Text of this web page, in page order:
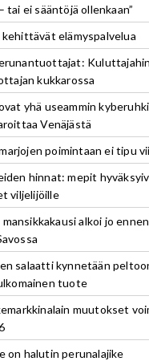
tai ei sääntöjä ollenkaan”
elämyspalvelua
kukkarossa
yhä useammin
Venäjästä
poimintaan ei tipu
hinnat: mepit
viljelijöille
mansikkakausi alkoi jo
salaatti kynnetään
tuote
muutokset
on halutin perunalajike